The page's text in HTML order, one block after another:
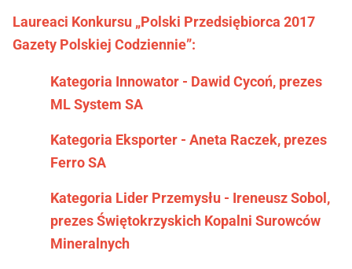
Laureaci Konkursu „Polski Przedsiębiorca 2017
Gazety Polskiej Codziennie”:
Kategoria Innowator - Dawid Cycoń, prezes
ML System SA
Kategoria Eksporter - Aneta Raczek, prezes
Ferro SA
Kategoria Lider Przemysłu - Ireneusz Sobol,
prezes Świętokrzyskich Kopalni Surowców
Mineralnych